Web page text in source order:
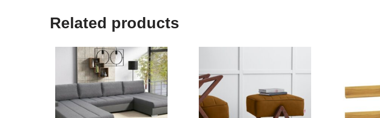
Related products